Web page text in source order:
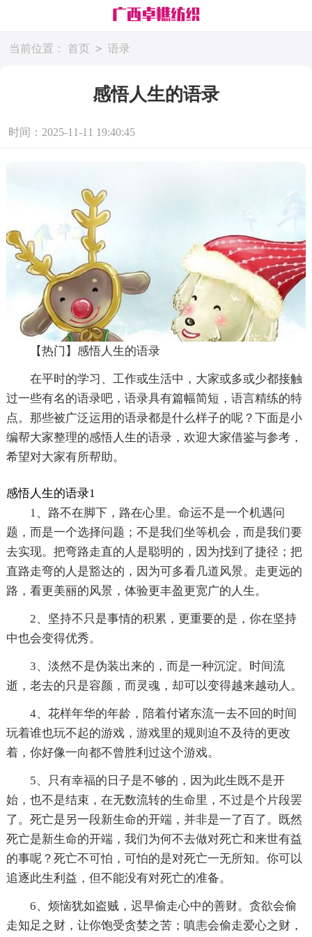
当前位置： 首页 > 语录
感悟人生的语录
时间：2025-11-11 19:40:45
【热门】感悟人生的语录
在平时的学习、工作或生活中，大家或多或少都接触
过一些有名的语录吧，语录具有篇幅简短，语言精练的特
点。那些被广泛运用的语录都是什么样子的呢？下面是小
编帮大家整理的感悟人生的语录，欢迎大家借鉴与参考，
希望对大家有所帮助。
感悟人生的语录1
1、路不在脚下，路在心里。命运不是一个机遇问
题，而是一个选择问题；不是我们坐等机会，而是我们要
去实现。把弯路走直的人是聪明的，因为找到了捷径；把
直路走弯的人是豁达的，因为可多看几道风景。走更远的
路，看更美丽的风景，体验更丰盈更宽广的人生。
2、坚持不只是事情的积累，更重要的是，你在坚持
中也会变得优秀。
3、淡然不是伪装出来的，而是一种沉淀。时间流
逝，老去的只是容颜，而灵魂，却可以变得越来越动人。
4、花样年华的年龄，陪着付诸东流一去不回的时间
玩着谁也玩不起的游戏，游戏里的规则迫不及待的更改
着，你好像一向都不曾胜利过这个游戏。
5、只有幸福的日子是不够的，因为此生既不是开
始，也不是结束，在无数流转的生命里，不过是个片段罢
了。死亡是另一段新生命的开端，并非是一了百了。既然
死亡是新生命的开端，我们为何不去做对死亡和来世有益
的事呢？死亡不可怕，可怕的是对死亡一无所知。你可以
追逐此生利益，但不能没有对死亡的准备。
6、烦恼犹如盗贼，迟早偷走心中的善财。贪欲会偷
走知足之财，让你饱受贪婪之苦；嗔恚会偷走爱心之财，